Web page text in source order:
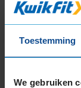
Toestemming
We gebruiken